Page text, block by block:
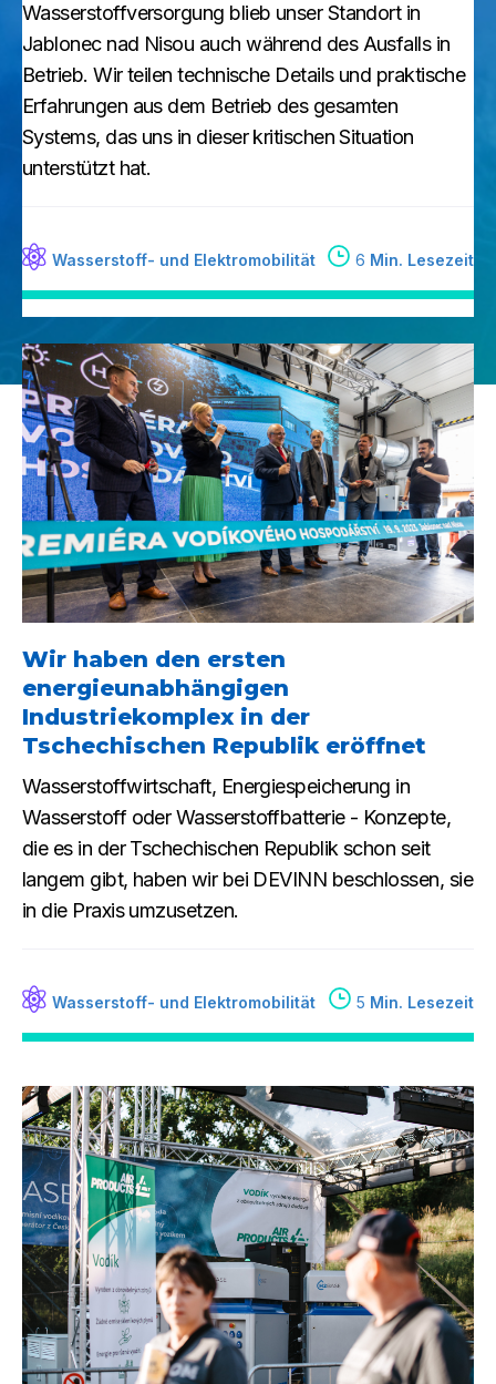
Wasserstoffversorgung blieb unser Standort in
Jablonec nad Nisou auch während des Ausfalls in
Betrieb. Wir teilen technische Details und praktische
Erfahrungen aus dem Betrieb des gesamten
Systems, das uns in dieser kritischen Situation
unterstützt hat.
Wasserstoff- und Elektromobilität 6 Min. Lesezeit
Wir haben den ersten
energieunabhängigen
Industriekomplex in der
Tschechischen Republik eröffnet
Wasserstoffwirtschaft, Energiespeicherung in
Wasserstoff oder Wasserstoffbatterie - Konzepte,
die es in der Tschechischen Republik schon seit
langem gibt, haben wir bei DEVINN beschlossen, sie
in die Praxis umzusetzen.
Wasserstoff- und Elektromobilität 5 Min. Lesezeit